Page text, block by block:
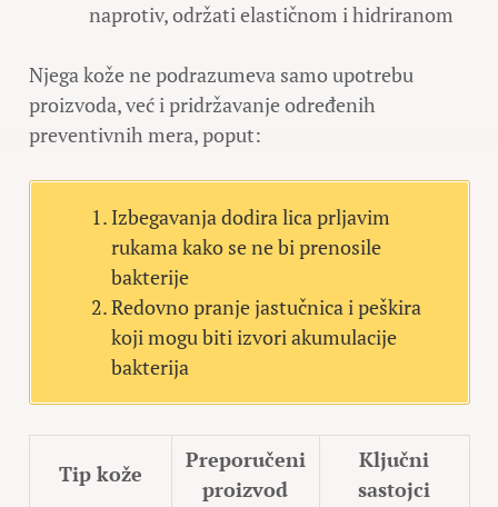
naprotiv, održati elastičnom i hidriranom
Njega kože ne podrazumeva samo upotrebu
proizvoda, već i pridržavanje određenih
preventivnih mera, poput:
Izbegavanja dodira lica prljavim
rukama kako se ne bi prenosile
bakterije
Redovno pranje jastučnica i peškira
koji mogu biti izvori akumulacije
bakterija
Tip kože
Preporučeni
proizvod
Ključni
sastojci